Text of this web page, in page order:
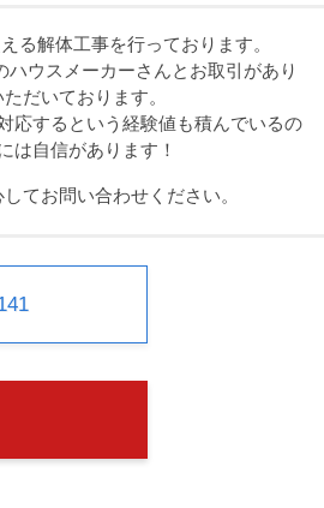
る解体工事を行っております。
ウスメーカーさんとお取引があり
だいております。
応するという経験値も積んでいるの
は自信があります！
てお問い合わせください。